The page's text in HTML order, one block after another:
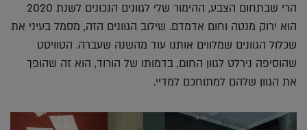
הרי שבתחום הצבע, ההימור שלי לגוונים הנכונים לשנת 2020
הוא ירוק מנטה וחום אדמדם. שילוב הגוונים הזה, מסמל בעיני את
שכלול הגוונים שמלווים אותנו עוד מהשנה שעברה. הטוויסט
שהוסיפה נירלט לגוון החום, בדמותו של הורוד, הוא זה שהופך
את הגוון שלהם למתוחכם למדיי.